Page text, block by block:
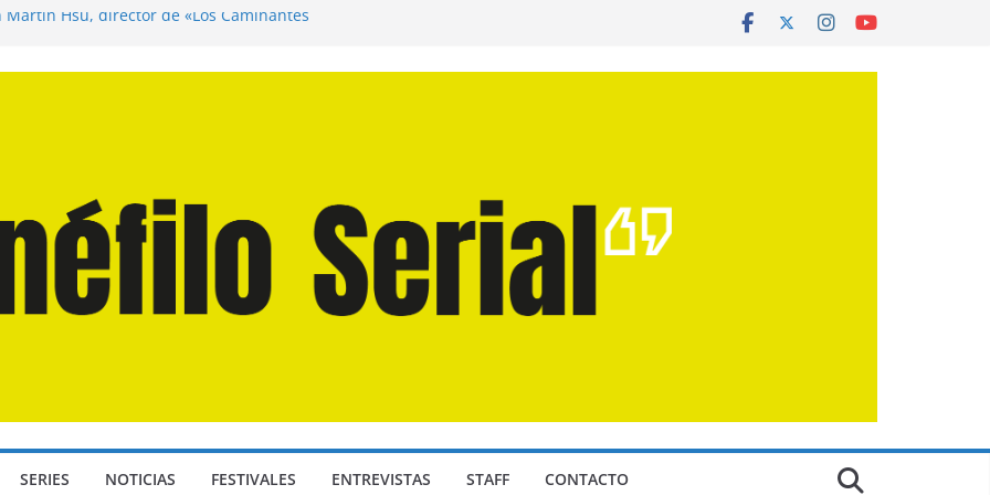
Martín Hsu, director de «Los Caminantes
SERIES NOTICIAS FESTIVALES ENTREVISTAS STAFF CONTACTO